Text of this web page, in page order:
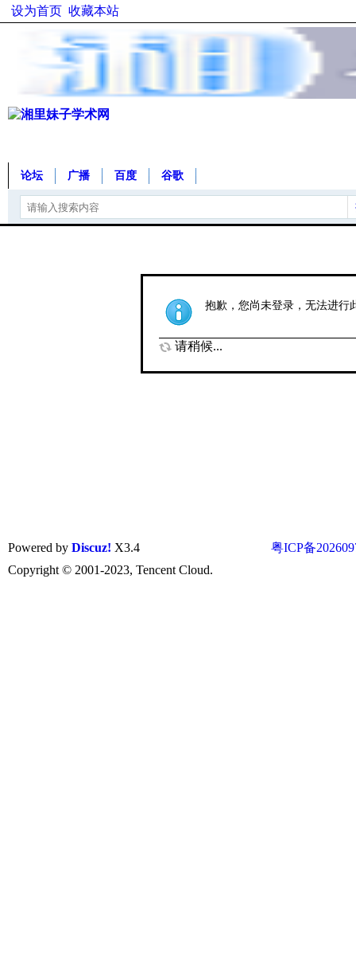
设为首页 收藏本站
论坛 广播 百度 谷歌
抱歉，您尚未登录，无法进行
请稍候...
粤ICP备
Powered by Discuz! X3.4
Copyright © 2001-2023, Tencent Cloud.